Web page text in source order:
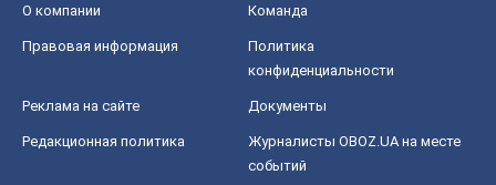
О компании Команда
Правовая информация
Политика
конфиденциальности
Реклама на сайте Документы
Редакционная политика
Журналисты OBOZ.UA на месте
событий